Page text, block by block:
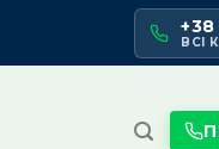
content
ВСІ